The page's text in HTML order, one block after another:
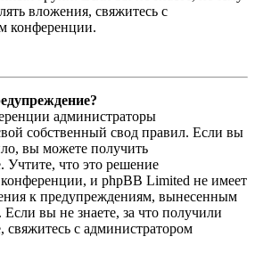
вложения, свяжитесь с
конференции.
администраторы
собственный свод правил. Если вы
вы можете получить
Учтите, что это решение
и phpBB Limited не имеет
к предупреждениям, вынесенным
вы не знаете, за что получили
свяжитесь с администратором